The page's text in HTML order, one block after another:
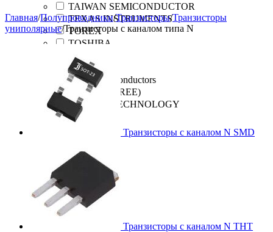
TAIWAN SEMICONDUCTOR
TEXAS INSTRUMENTS
TOREX
TOSHIBA
VISHAY
WAYON
WeEn Semiconductors
Wolfspeed(CREE)
YANGJIE TECHNOLOGY
Главная/Полупроводники/Транзисторы/Транзисторы
униполярные/Транзисторы с каналом типа N
Транзисторы с каналом N SMD
Транзисторы с каналом N THT